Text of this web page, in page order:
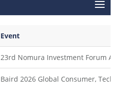
Event
23rd Nomura Investment Forum
Baird 2026 Global Consumer,